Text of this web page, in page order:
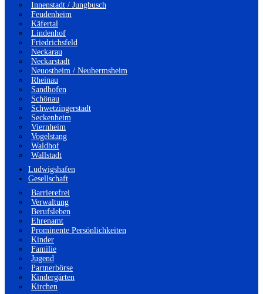
Innenstadt / Jungbusch
Feudenheim
Käfertal
Lindenhof
Friedrichsfeld
Neckarau
Neckarstadt
Neuostheim / Neuhermsheim
Rheinau
Sandhofen
Schönau
Schwetzingerstadt
Seckenheim
Viernheim
Vogelstang
Waldhof
Wallstadt
Ludwigshafen
Gesellschaft
Barrierefrei
Verwaltung
Berufsleben
Ehrenamt
Prominente Persönlichkeiten
Kinder
Familie
Jugend
Partnerbörse
Kindergärten
Kirchen